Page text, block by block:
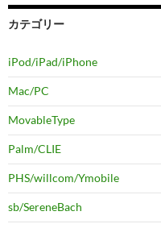
カテゴリー
iPod/iPad/iPhone
Mac/PC
MovableType
Palm/CLIE
PHS/willcom/Ymobile
sb/SereneBach